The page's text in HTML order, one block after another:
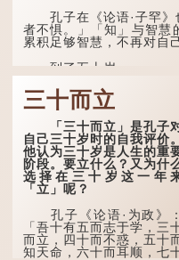
颐"。 《礼记.曲
上》："百年曰期颐。"郑
注："期，犹要也；颐，
尽养...
孔子在《论语·子罕》
者不惧。」「知」与智慧
累积足够智慧，不再对自
到了五十岁，...
三十而立
「三十而立」是孔子
自己三十岁时的自我评价。
他认为三十岁是人生的重
阶段。要立什么？又为什
选择在三十岁这一年
「立」呢？
孔子《论语·为政》：
「吾十有五而志于学，三
而立，四十而不惑，五十
知天命，六十而耳顺，七